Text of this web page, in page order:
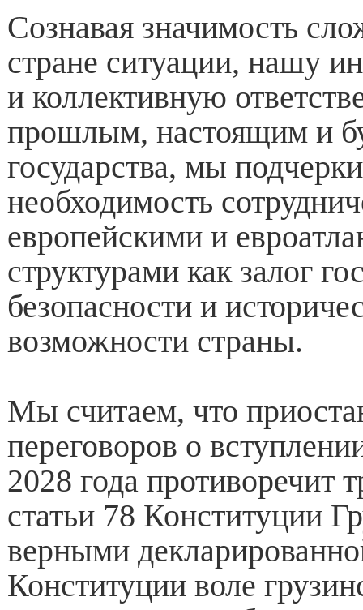
Сознавая значимость
стране ситуации, нашу
и коллективную
прошлым, настоящим и
государства, мы
необходимость
европейскими и
структурами как залог
безопасности и
возможности страны.
Мы считаем, что
переговоров о
2028 года противоречит
статьи 78 Конституции
верными
Конституции воле